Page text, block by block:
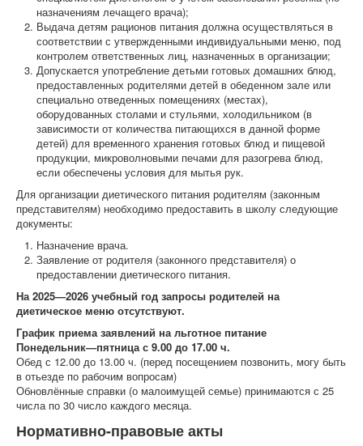
назначениям лечащего врача);
Выдача детям рационов питания должна осуществляться в
соответствии с утвержденными индивидуальными меню, под
контролем ответственных лиц, назначенных в организации;
Допускается употребление детьми готовых домашних блюд,
предоставленных родителями детей в обеденном зале или
специально отведенных помещениях (местах),
оборудованных столами и стульями, холодильником (в
зависимости от количества питающихся в данной форме
детей) для временного хранения готовых блюд и пищевой
продукции, микроволновыми печами для разогрева блюд,
если обеспечены условия для мытья рук.
Для организации диетического питания родителям (законным
представителям) необходимо предоставить в школу следующие
документы:
Назначение врача.
Заявление от родителя (законного представителя) о
предоставлении диетического питания.
На 2025—2026 учебный год запросы родителей на
диетическое меню отсутствуют.
График приема заявлений на льготное питание
Понедельник—пятница с 9.00 до 17.00 ч.
Обед с 12.00 до 13.00 ч. (перед посещением позвонить, могу быть
в отьезде по рабочим вопросам)
Обновлённые справки (о малоимущей семье) принимаются с 25
числа по 30 число каждого месяца.
Нормативно-правовые акты